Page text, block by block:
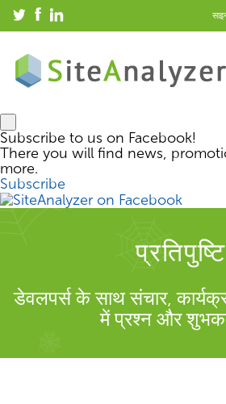
Subscribe to us on Facebook!
There you will find news,
more.
Subscribe
प्रतिपुष्टि
डेवलपर्स के साथ संचार,
में प्रश्न और